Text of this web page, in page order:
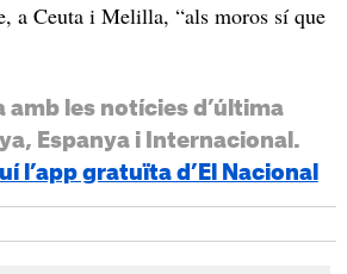
a Ceuta i Melilla, “als moros sí que
amb les notícies d’última
Espanya i Internacional.
l’app gratuïta d’El Nacional